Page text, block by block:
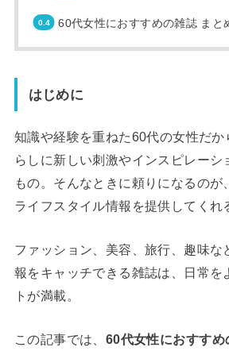
60代女性におすすめの雑誌 まと
はじめに
知識や経験を重ねた60代の女性だか
らしに新しい刺激やインスピレーシ
もの。そんなときに頼りになるのが
ライフスタイル情報を提供してくれ
ファッション、美容、旅行、趣味な
報をキャッチできる雑誌は、日常を
トが満載。
この記事では、 60代女性におすすめ